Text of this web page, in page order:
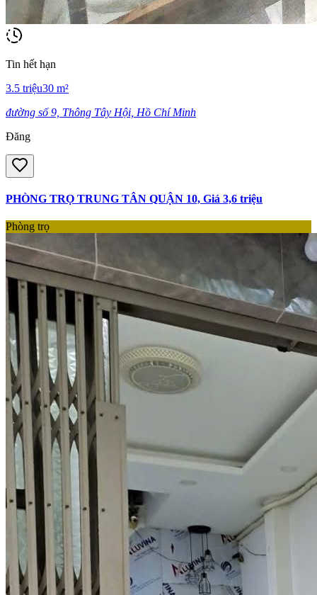
Tin hết hạn
3.5 triệu30 m²
đường số 9, Thông Tây Hội, Hồ Chí Minh
Đăng
PHÒNG TRỌ TRUNG TÂN QUẬN 10, Giá 3,6 triệu
Phòng trọ